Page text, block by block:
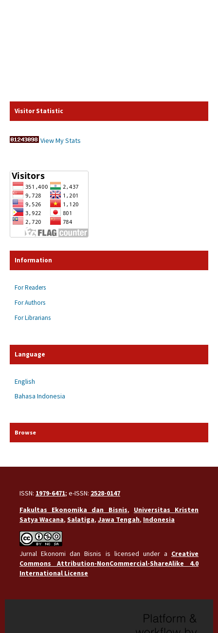
Visitor Statistic
View My Stats
Information
For Readers
For Authors
For Librarians
Language
English
Bahasa Indonesia
Browse
ISSN: 1979-6471; e-ISSN: 2528-0147
Fakultas Ekonomika dan Bisnis, Universitas Kristen
Satya Wacana, Salatiga, Jawa Tengah, Indonesia
Jurnal Ekonomi dan Bisnis is licensed under a Creative
Commons Attribution-NonCommercial-ShareAlike 4.0
International License